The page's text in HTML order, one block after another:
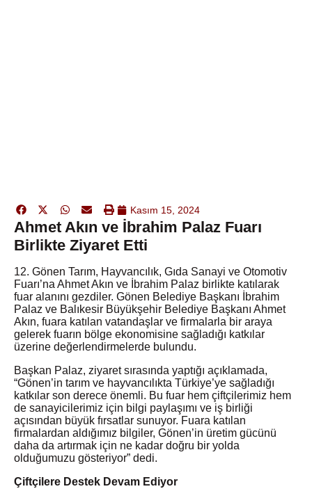
Kasım 15, 2024
Ahmet Akın ve İbrahim Palaz Fuarı
Birlikte Ziyaret Etti
12. Gönen Tarım, Hayvancılık, Gıda Sanayi ve Otomotiv
Fuarı’na Ahmet Akın ve İbrahim Palaz birlikte katılarak
fuar alanını gezdiler. Gönen Belediye Başkanı İbrahim
Palaz ve Balıkesir Büyükşehir Belediye Başkanı Ahmet
Akın, fuara katılan vatandaşlar ve firmalarla bir araya
gelerek fuarın bölge ekonomisine sağladığı katkılar
üzerine değerlendirmelerde bulundu.
Başkan Palaz, ziyaret sırasında yaptığı açıklamada,
“Gönen’in tarım ve hayvancılıkta Türkiye’ye sağladığı
katkılar son derece önemli. Bu fuar hem çiftçilerimiz hem
de sanayicilerimiz için bilgi paylaşımı ve iş birliği
açısından büyük fırsatlar sunuyor. Fuara katılan
firmalardan aldığımız bilgiler, Gönen’in üretim gücünü
daha da artırmak için ne kadar doğru bir yolda
olduğumuzu gösteriyor” dedi.
Çiftçilere Destek Devam Ediyor